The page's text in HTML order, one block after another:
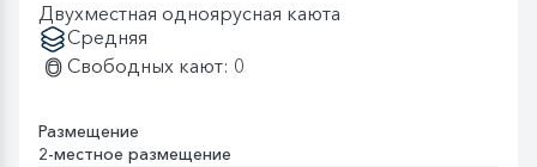
Двухместная одноярусная каюта
Средняя
Свободных кают: 0
Размещение
2-местное размещение